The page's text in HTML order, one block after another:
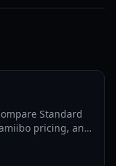
Standard
pricing, and